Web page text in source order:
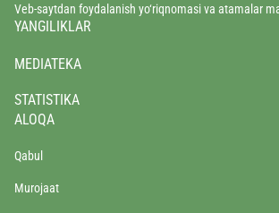
Veb-saytdan foydalanish yo‘riqnomasi va atamalar
YANGILIKLAR
MEDIATEKA
STATISTIKA
ALOQA
Qabul
Murojaat